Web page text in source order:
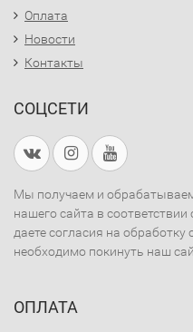
Оплата
Новости
Контакты
СОЦСЕТИ
Мы получаем и
нашего сайта в соответствии
даете согласия на
необходимо покинуть наш
ОПЛАТА